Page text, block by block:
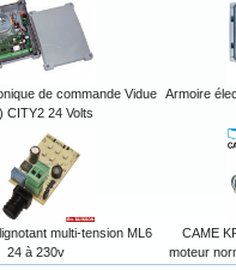
de commande Vidue
CITY2 24 Volts
Armoire
multi-tension ML6
24 à 230v
CAME
moteur